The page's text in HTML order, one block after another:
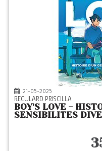
21-05-2025
RECULARD PRISCILLA
BOY'S LOVE -
SENSIBILITES